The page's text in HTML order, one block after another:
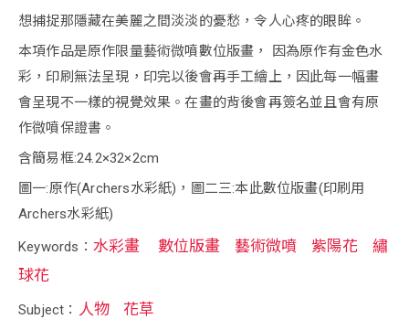
想捕捉那隱藏在美麗之間淡淡的憂愁，令人心疼的眼眸。
本項作品是原作限量藝術微噴數位版畫， 因為原作有金色水
彩，印刷無法呈現，印完以後會再手工繪上，因此每一幅畫
會呈現不一樣的視覺效果。在畫的背後會再簽名並且會有原
作微噴保證書。
含簡易框:24.2×32×2cm
圖一:原作(Archers水彩紙)，圖二三:本此數位版畫(印刷用
Archers水彩紙)
Keywords： 水彩畫 數位版畫 藝術微噴 紫陽花
繡
球花
Subject： 人物 花草